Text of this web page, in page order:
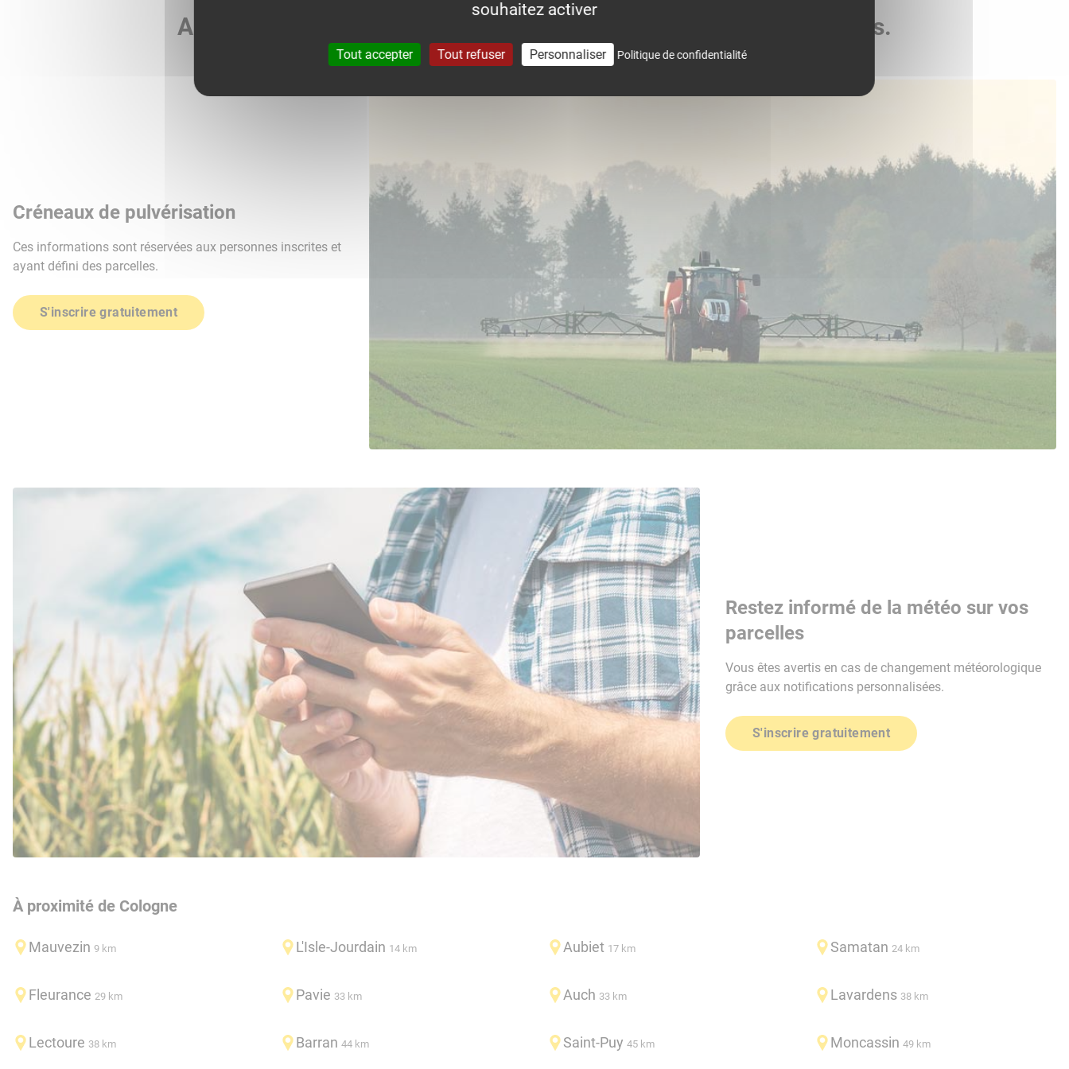
Agri météo vous accompagne dans le suivi météo de vos parcelles.
Créneaux de pulvérisation
Ces informations sont réservées aux personnes inscrites et
ayant défini des parcelles.
S'inscrire gratuitement
Restez informé de la météo sur vos
parcelles
Vous êtes avertis en cas de changement météorologique
grâce aux notifications personnalisées.
S'inscrire gratuitement
À proximité de Cologne
Mauvezin 9 km L'Isle-Jourdain 14 km Aubiet 17 km Samatan 24 km
Fleurance 29 km Pavie 33 km Auch 33 km Lavardens 38 km
Lectoure 38 km Barran 44 km Saint-Puy 45 km Moncassin 49 km
souhaitez activer
Tout accepter Tout refuser Personnaliser Politique de confidentialité